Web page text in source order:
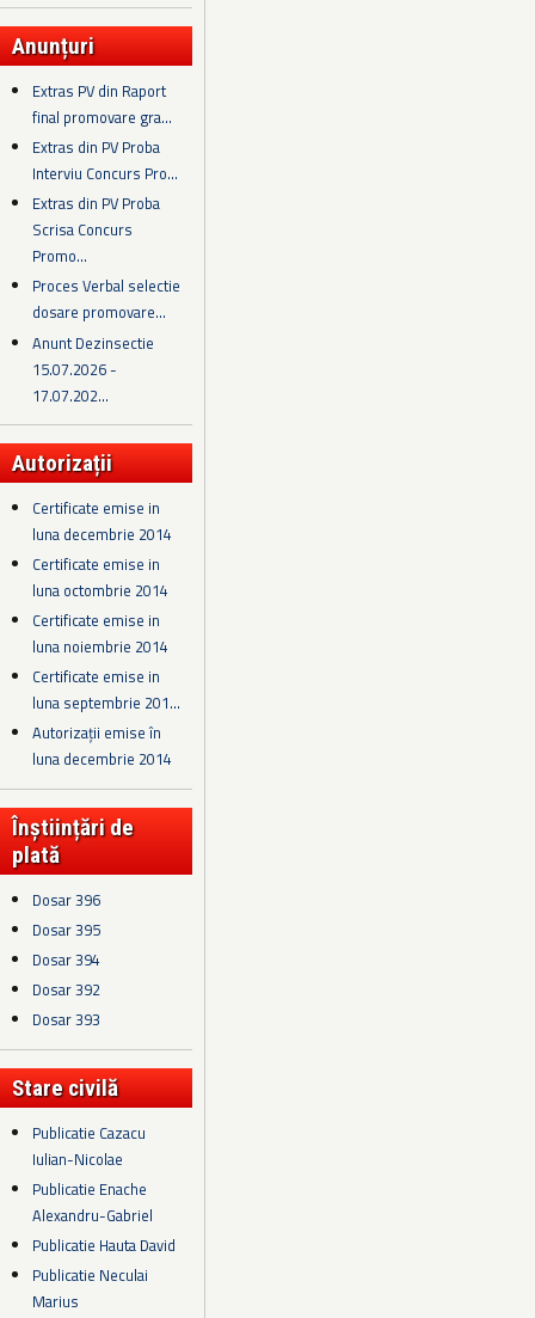
Anunțuri
Extras PV din Raport
final promovare gra...
Extras din PV Proba
Interviu Concurs Pro...
Extras din PV Proba
Scrisa Concurs
Promo...
Proces Verbal selectie
dosare promovare...
Anunt Dezinsectie
15.07.2026 -
17.07.202...
Autorizații
Certificate emise in
luna decembrie 2014
Certificate emise in
luna octombrie 2014
Certificate emise in
luna noiembrie 2014
Certificate emise in
luna septembrie 201...
Autorizații emise în
luna decembrie 2014
Înștiințări de
plată
Dosar 396
Dosar 395
Dosar 394
Dosar 392
Dosar 393
Stare civilă
Publicatie Cazacu
Iulian-Nicolae
Publicatie Enache
Alexandru-Gabriel
Publicatie Hauta David
Publicatie Neculai
Marius